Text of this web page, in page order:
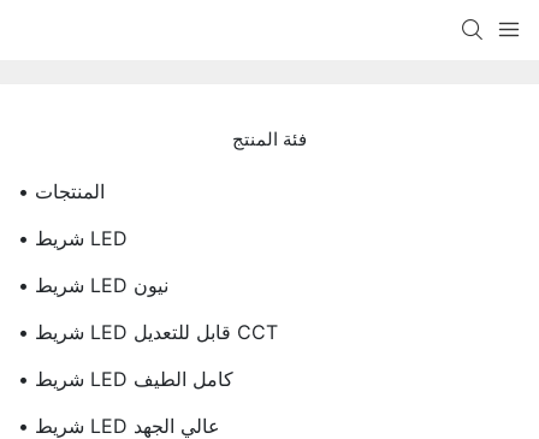
فئة المنتج
• المنتجات
• شريط LED
• شريط LED نيون
• شريط LED قابل للتعديل CCT
• شريط LED كامل الطيف
• شريط LED عالي الجهد